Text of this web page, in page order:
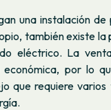
una instalación
también existe
eléctrico. La
económica, por lo
que requiere